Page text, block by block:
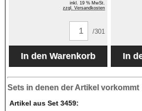
inkl. 19 % MwSt.
zzgl. Versandkosten
/301
Sets in denen der Artikel vorkommt
Artikel aus Set 3459: